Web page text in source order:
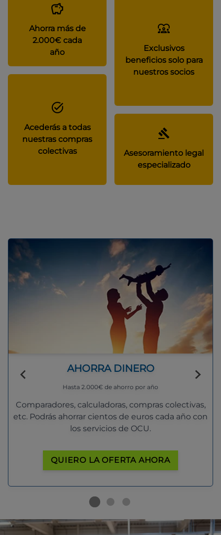
Ahorra más de
2.000€ cada
año
Exclusivos
beneficios solo para
nuestros socios
Acederás a todas
nuestras compras
colectivas
Asesoramiento legal
especializado
AHORRA DINERO
Hasta 2.000€ de ahorro por año
Comparadores, calculadoras, compras colectivas,
etc. Podrás ahorrar cientos de euros cada año con
los servicios de OCU.
QUIERO LA OFERTA AHORA